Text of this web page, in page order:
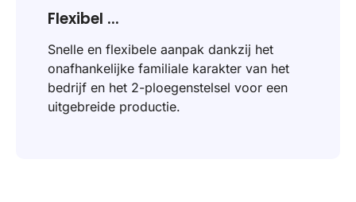
Flexibel ...
Snelle en flexibele aanpak dankzij het
onafhankelijke familiale karakter van het
bedrijf en het 2-ploegenstelsel voor een
uitgebreide productie.